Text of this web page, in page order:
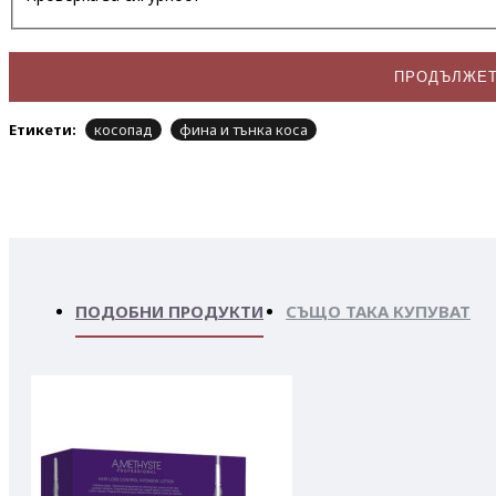
Етикети: косопад фина и тънка коса
ПОДОБНИ ПРОДУКТИ СЪЩО ТАКА КУПУВАТ